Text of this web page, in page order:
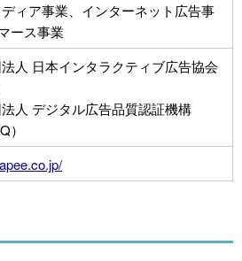
ィア事業、インターネット広告事
ース事業
人 日本インタラクティブ広告協会
人 デジタル広告品質認証機構
）